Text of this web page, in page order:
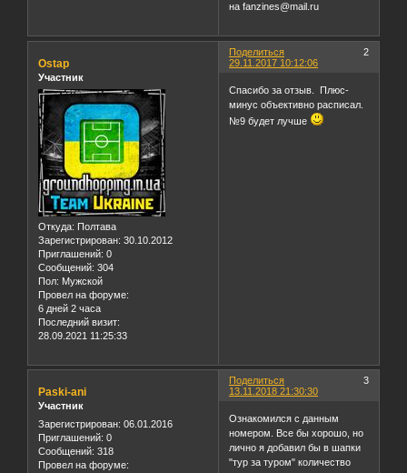
на fanzines@mail.ru
Поделиться
2
29.11.2017 10:12:06
Ostap
Участник
Откуда: Полтава
Зарегистрирован: 30.10.2012
Приглашений: 0
Сообщений: 304
Пол: Мужской
Провел на форуме:
6 дней 2 часа
Последний визит:
28.09.2021 11:25:33
Спасибо за отзыв. Плюс-
минус объективно расписал.
№9 будет лучше
Поделиться
3
13.11.2018 21:30:30
Paski-ani
Участник
Зарегистрирован: 06.01.2016
Приглашений: 0
Сообщений: 318
Провел на форуме:
Ознакомился с данным
номером. Все бы хорошо, но
лично я добавил бы в шапки
"тур за туром" количество